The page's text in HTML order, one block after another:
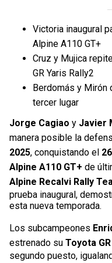
Victoria inaugural
Alpine A110 GT+
Cruz y Mujica
GR Yaris Rally2
Berdomás y Mirón
tercer lugar
Jorge Cagiao y Javier
manera posible la
2025, conquistando el
Alpine A110 GT+ de
Alpine Recalvi Rally
prueba inaugural,
esta nueva temporada.
Los subcampeones
estrenado su Toyota
segundo puesto,